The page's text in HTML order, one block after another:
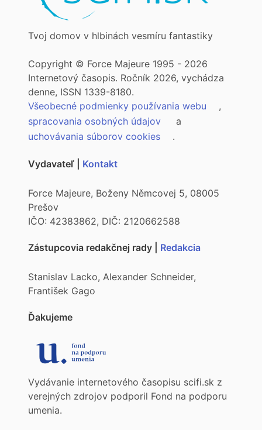
Tvoj domov v hlbinách vesmíru fantastiky
Copyright © Force Majeure 1995 - 2026
Internetový časopis. Ročník 2026, vychádza
denne, ISSN 1339-8180.
Všeobecné podmienky používania webu
,
spracovania osobných údajov
a
uchovávania súborov cookies
.
Vydavateľ | Kontakt
Force Majeure, Boženy Němcovej 5, 08005
Prešov
IČO: 42383862, DIČ: 2120662588
Zástupcovia redakčnej rady | Redakcia
Stanislav Lacko, Alexander Schneider,
František Gago
Ďakujeme
Vydávanie internetového časopisu scifi.sk z
verejných zdrojov podporil Fond na podporu
umenia.